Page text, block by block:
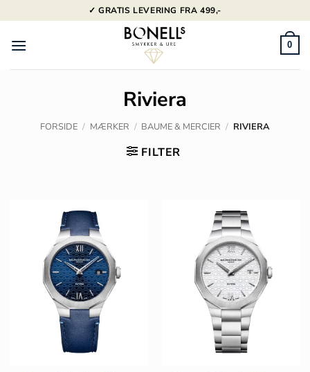
til
indhold
✓ GRATIS LEVERING FRA 499,-
0
Riviera
FORSIDE / MÆRKER / BAUME & MERCIER / RIVIERA
FILTER